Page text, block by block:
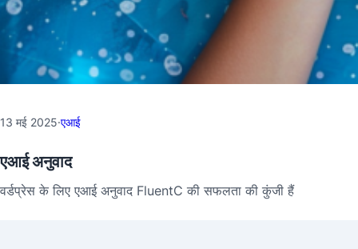
13 मई 2025·एआई
एआई अनुवाद
वर्डप्रेस के लिए एआई अनुवाद FluentC की सफलता की कुंजी हैं